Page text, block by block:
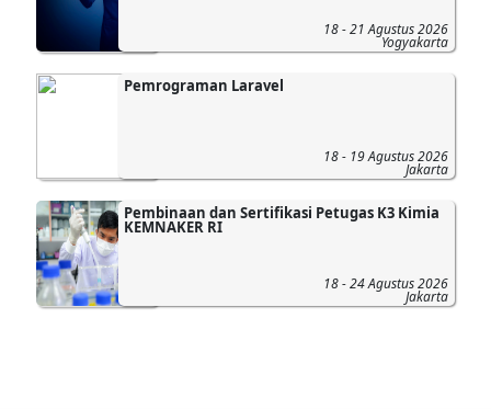
18 - 21 Agustus 2026
Yogyakarta
Pemrograman Laravel
18 - 19 Agustus 2026
Jakarta
Pembinaan dan Sertifikasi Petugas K3 Kimia
KEMNAKER RI
18 - 24 Agustus 2026
Jakarta